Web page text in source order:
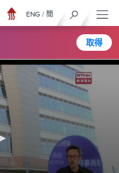
取得
ENG / 簡